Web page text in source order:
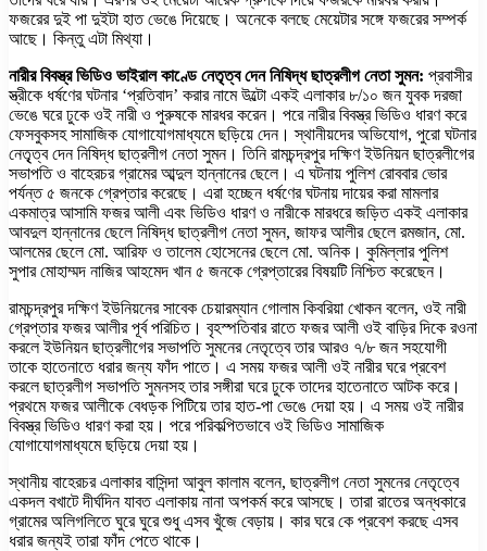
ফজরের দুই পা দুইটা হাত ভেঙে দিয়েছে। অনেকে বলছে মেয়েটার সঙ্গে ফজরের সম্পর্ক
আছে। কিন্তু এটা মিথ্যা।
নারীর বিবস্ত্র ভিডিও ভাইরাল কাণ্ডে নেতৃত্ব দেন নিষিদ্ধ ছাত্রলীগ নেতা সুমন: প্রবাসীর
স্ত্রীকে ধর্ষণের ঘটনার ‘প্রতিবাদ’ করার নামে উল্টো একই এলাকার ৮/১০ জন যুবক দরজা
ভেঙে ঘরে ঢুকে ওই নারী ও পুরুষকে মারধর করেন। পরে নারীর বিবস্ত্র ভিডিও ধারণ করে
ফেসবুকসহ সামাজিক যোগাযোগমাধ্যমে ছড়িয়ে দেন। স্থানীয়দের অভিযোগ, পুরো ঘটনার
নেতৃৃত্ব দেন নিষিদ্ধ ছাত্রলীগ নেতা সুমন। তিনি রামচন্দ্রপুর দক্ষিণ ইউনিয়ন ছাত্রলীগের
সভাপতি ও বাহেরচর গ্রামের আব্দুল হান্নানের ছেলে। এ ঘটনায় পুলিশ রোববার ভোর
পর্যন্ত ৫ জনকে গ্রেপ্তার করেছে। এরা হচ্ছেন ধর্ষণের ঘটনায় দায়ের করা মামলার
একমাত্র আসামি ফজর আলী এবং ভিডিও ধারণ ও নারীকে মারধরে জড়িত একই এলাকার
আবদুল হান্নানের ছেলে নিষিদ্ধ ছাত্রলীগ নেতা সুমন, জাফর আলীর ছেলে রমজান, মো.
আলমের ছেলে মো. আরিফ ও তালেম হোসেনের ছেলে মো. অনিক। কুমিল্লার পুলিশ
সুপার মোহাম্মদ নাজির আহমেদ খান ৫ জনকে গ্রেপ্তারের বিষয়টি নিশ্চিত করেছেন।
রামচন্দ্রপুর দক্ষিণ ইউনিয়নের সাবেক চেয়ারম্যান গোলাম কিবরিয়া খোকন বলেন, ওই নারী
গ্রেপ্তার ফজর আলীর পূর্ব পরিচিত। বৃহস্পতিবার রাতে ফজর আলী ওই বাড়ির দিকে রওনা
করলে ইউনিয়ন ছাত্রলীগের সভাপতি সুমনের নেতৃত্বে তার আরও ৭/৮ জন সহযোগী
তাকে হাতেনাতে ধরার জন্য ফাঁদ পাতে। এ সময় ফজর আলী ওই নারীর ঘরে প্রবেশ
করলে ছাত্রলীগ সভাপতি সুমনসহ তার সঙ্গীরা ঘরে ঢুকে তাদের হাতেনাতে আটক করে।
প্রথমে ফজর আলীকে বেধড়ক পিটিয়ে তার হাত-পা ভেঙে দেয়া হয়। এ সময় ওই নারীর
বিবস্ত্র ভিডিও ধারণ করা হয়। পরে পরিকল্পিতভাবে ওই ভিডিও সামাজিক
যোগাযোগমাধ্যমে ছড়িয়ে দেয়া হয়।
স্থানীয় বাহেরচর এলাকার বাসিন্দা আবুল কালাম বলেন, ছাত্রলীগ নেতা সুমনের নেতৃত্বে
একদল বখাটে দীর্ঘদিন যাবত এলাকায় নানা অপকর্ম করে আসছে। তারা রাতের অন্ধকারে
গ্রামের অলিগলিতে ঘুরে ঘুরে শুধু এসব খুঁজে বেড়ায়। কার ঘরে কে প্রবেশ করছে এসব
ধরার জন্যই তারা ফাঁদ পেতে থাকে।